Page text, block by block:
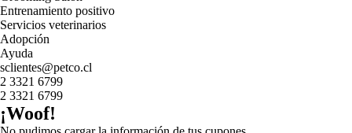
Entrenamiento positivo
Servicios veterinarios
Adopción
Ayuda
sclientes@petco.cl
2 3321 6799
2 3321 6799
¡Woof!